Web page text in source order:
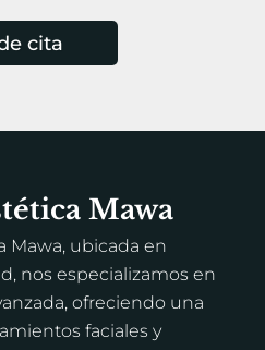
cita
Mawa
Mawa, ubicada en
nos especializamos en
ofreciendo una
faciales y